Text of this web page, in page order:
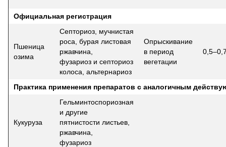
Официальная регистрация
Пшеница
озима
Септориоз, мучнистая
роса, бурая листовая
ржавчина,
фузариоз и септориоз
колоса, альтернариоз
Опрыскивание
в период
вегетации
Практика применения препаратов с аналогичным
Кукуруза
Гельминтоспориозная
и другие
пятнистости листьев,
ржавчина,
фузариоз